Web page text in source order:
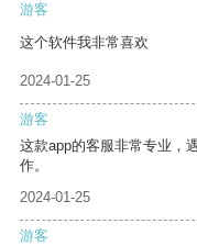
游客
这个软件我非常喜欢
2024-01-25
游客
这款app的客服非常专业，
作。
2024-01-25
游客